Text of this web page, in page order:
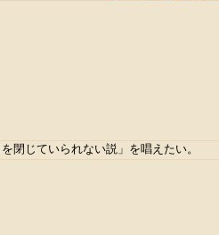
閉じていられない説」を唱えたい。